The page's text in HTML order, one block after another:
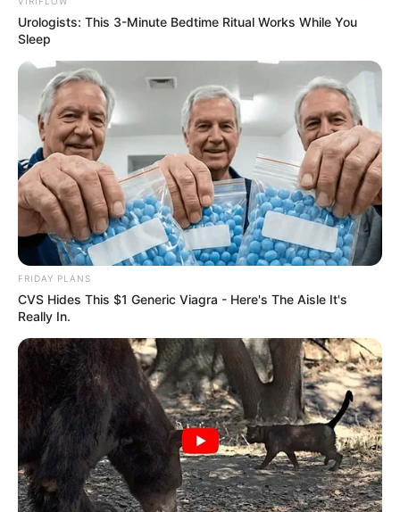
Urologists: This 3-Minute Bedtime Ritual Works While You
Sleep
FRIDAY PLANS
CVS Hides This $1 Generic Viagra - Here's The Aisle It's
Really In.